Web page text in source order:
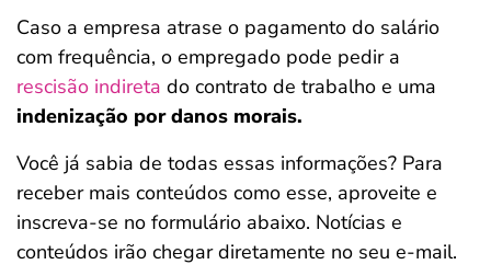
Caso a empresa atrase o pagamento do salário
com frequência, o empregado pode pedir a
rescisão indireta do contrato de trabalho e uma
indenização por danos morais.
Você já sabia de todas essas informações? Para
receber mais conteúdos como esse, aproveite e
inscreva-se no formulário abaixo. Notícias e
conteúdos irão chegar diretamente no seu e-mail.